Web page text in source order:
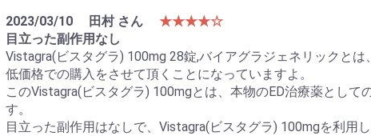
2023/03/10
田村 さん
★★★★☆
目立った副作用なし
Vistagra(ビスタグラ) 100mg 28錠,バイアグラジェネリックと
低価格での購入をさせて頂くことになっていますよ。
このVistagra(ビスタグラ) 100mgとは、本物のED治療薬とし
す。
目立った副作用はなしで、Vistagra(ビスタグラ) 100mgを利用